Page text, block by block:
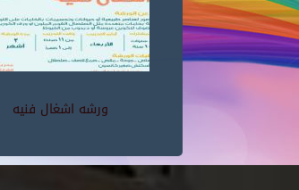
ورشه اشغال فنيه